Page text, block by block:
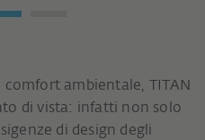
ambientale, TITAN
di vista: infatti non solo
di design degli